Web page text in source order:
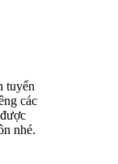
tuyển
các
nhé.